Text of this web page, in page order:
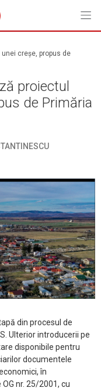
creșe, propus de
proiectul
de Primăria
din procesul de
Ulterior introducerii pe
disponibile pentru
documentele
în
nr. 25/2001, cu